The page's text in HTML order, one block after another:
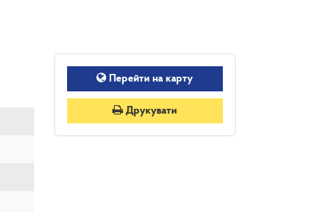
Перейти на карту
Друкувати